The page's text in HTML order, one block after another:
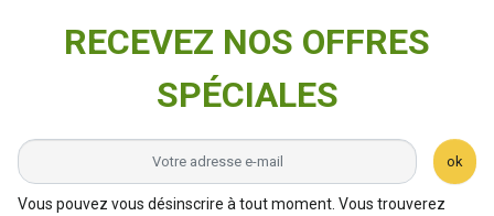
RECEVEZ NOS OFFRES
SPÉCIALES
ok
Vous pouvez vous désinscrire à tout moment. Vous trouverez